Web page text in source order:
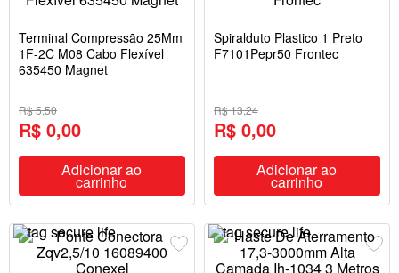
Terminal Compressão 25Mm
1F-2C M08 Cabo Flexível
635450 Magnet
R$ 5,50
R$ 0,00
Adicionar ao
carrinho
Spiralduto Plastico 1 Preto
F7101Pepr50 Frontec
R$ 13,24
R$ 0,00
Adicionar ao
carrinho